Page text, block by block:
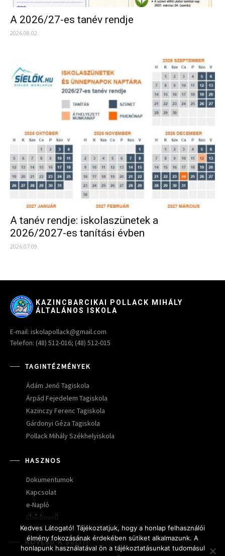
A 2026/27-es tanév rendje
2026.08.02.
A tanév rendje: iskolaszünetek a
2026/2027-es tanítási évben
2026.07.09.
KAZINCBARCIKAI POLLACK MIHÁLY
ÁLTALÁNOS ISKOLA
E-mail: iskolapollack@gmail.com
Telefon: (48) 512-016; (48) 512-015
TAGINTÉZMÉNYEK
Ádám Jenő Tagiskola
Árpád Fejedelem Tagiskola
Kazinczy Ferenc Tagiskola
Gárdonyi Géza Tagiskola
Pollack Mihály Székhelyiskola
HASZNOS
Dokumentumok
Kapcsolat
e-Napló
Ebédmenü
KÖVESD A SULIT!
Kedves Látogató! Tájékoztatjuk, hogy a honlap felhasználói
élmény fokozásának érdekében sütiket alkalmazunk. A
honlapunk használatával ön a tájékoztatásunkat tudomásul